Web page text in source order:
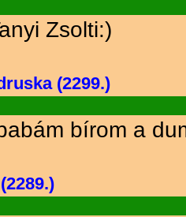
Zsolti:)
(2299.)
bírom a